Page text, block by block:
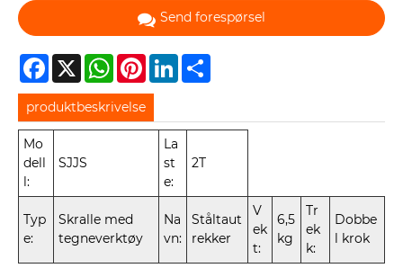
Send forespørsel
Facebook
X WhatsAppPinterestLinkedIn
produktbeskrivelse
Mo
dell
l:
SJJS
La
st
e:
2T
Typ
e:
Skralle med
tegneverktøy
Na
vn:
Ståltaut
rekker
V
ek
t:
6,5
kg
Tr
ek
k:
Dobbe
l krok